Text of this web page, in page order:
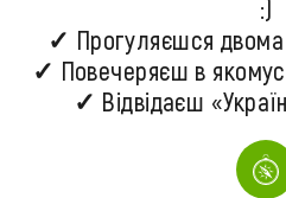
:)
✓ Прогуляєшся двома
✓ Повечеряєш в
✓ Відвідаєш